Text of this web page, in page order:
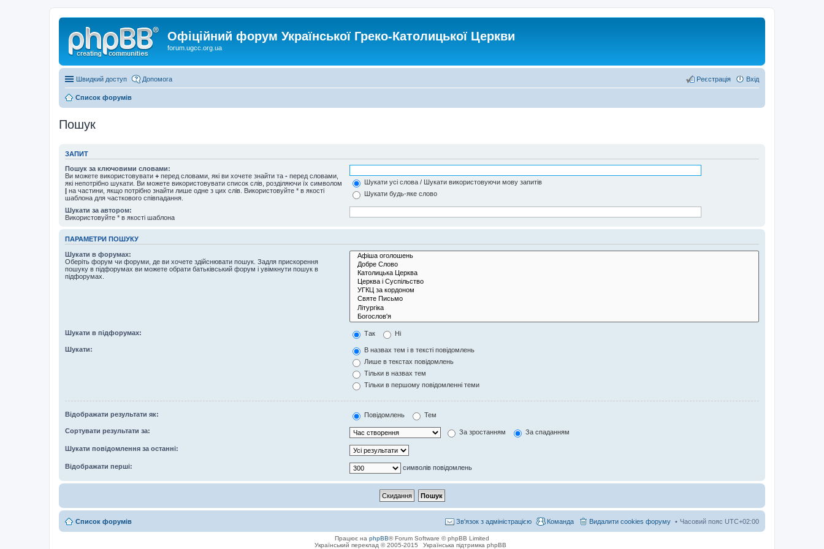
Офіційний форум Української Греко-Католицької Церкви
forum.ugcc.org.ua
Швидкий доступ Допомога Вхід
Реєстрація
Список форумів
Пошук
ЗАПИТ
Пошук за ключовими словами:
Ви можете використовувати + перед словами, які ви хочете знайти та - перед словами,
які непотрібно шукати. Ви можете використовувати список слів, розділяючи їх символом
| на частини, якщо потрібно знайти лише одне з цих слів. Використовуйте * в якості
шаблона для часткового співпадання.
Шукати усі слова / Шукати використовуючи мову запитів
Шукати будь-яке слово
Шукати за автором:
Використовуйте * в якості шаблона
ПАРАМЕТРИ ПОШУКУ
Шукати в форумах:
Оберіть форум чи форуми, де ви хочете здійснювати пошук. Задля прискорення
пошуку в підфорумах ви можете обрати батьківський форум і увімкнути пошук в
підфорумах.
Шукати в підфорумах: Так Ні
Шукати:
В назвах тем і в тексті повідомлень
Лише в текстах повідомлень
Тільки в назвах тем
Тільки в першому повідомленні теми
Відображати результати як: Повідомлень Тем
Сортувати результати за: За зростанням За спаданням
Шукати повідомлення за останні:
Відображати перші: символів повідомлень
Список форумів Часовий пояс UTC+02:00
Видалити cookies форуму
Команда
Зв'язок з адміністрацією
Працює на phpBB® Forum Software © phpBB Limited
Український переклад © 2005-2015
Українська підтримка phpBB